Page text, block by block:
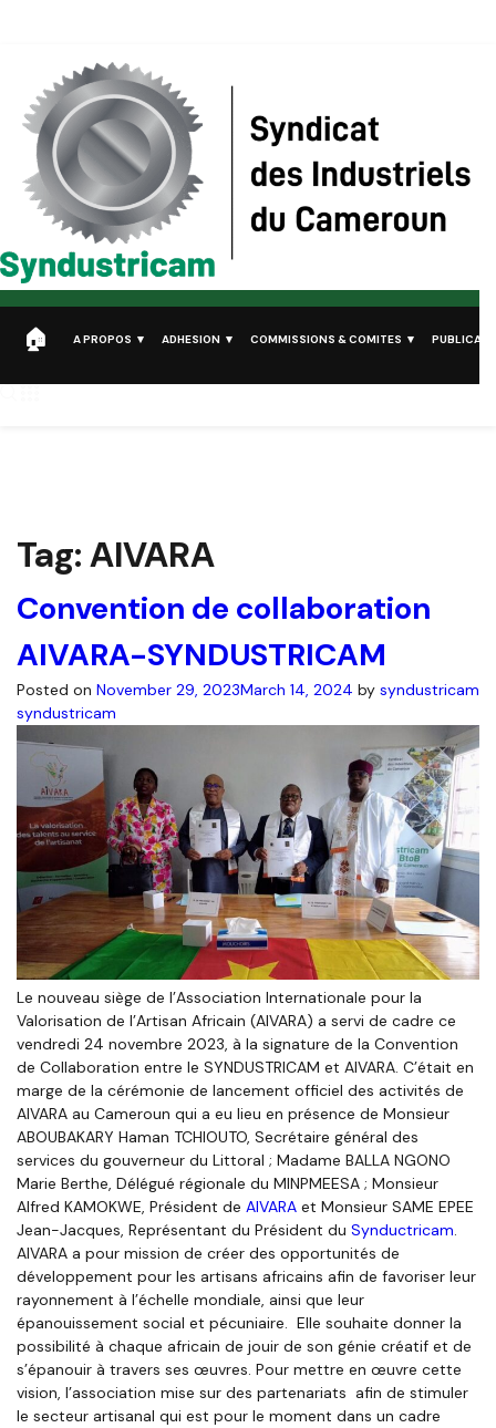
A PROPOS ADHESION COMMISSIONS & COMITES
Tag:AIVARA
Convention de collaboration
AIVARA-SYNDUSTRICAM
Posted on November 29, 2023March 14, 2024 by syndustricam
syndustricam
Le nouveau siège de l’Association Internationale pour la
Valorisation de l’Artisan Africain (AIVARA) a servi de cadre ce
vendredi 24 novembre 2023, à la signature de la Convention
de Collaboration entre le SYNDUSTRICAM et AIVARA. C’était en
marge de la cérémonie de lancement officiel des activités de
AIVARA au Cameroun qui a eu lieu en présence de Monsieur
ABOUBAKARY Haman TCHIOUTO, Secrétaire général des
services du gouverneur du Littoral ; Madame BALLA NGONO
Marie Berthe, Délégué régionale du MINPMEESA ; Monsieur
Alfred KAMOKWE, Président de AIVARA et Monsieur SAME EPEE
Jean-Jacques, Représentant du Président du Synductricam.
AIVARA a pour mission de créer des opportunités de
développement pour les artisans africains afin de favoriser leur
rayonnement à l’échelle mondiale, ainsi que leur
épanouissement social et pécuniaire. Elle souhaite donner la
possibilité à chaque africain de jouir de son génie créatif et de
s’épanouir à travers ses œuvres. Pour mettre en œuvre cette
vision, l’association mise sur des partenariats afin de stimuler
le secteur artisanal qui est pour le moment dans un cadre